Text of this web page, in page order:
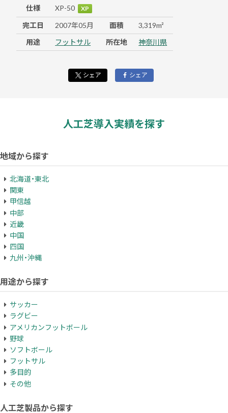
仕様 XP-50 XP
完工日 2007年05月 面積
3,319m²
用途
フットサル 所在地 神奈川県
シェア シェア
人工芝導入実績を探す
地域から探す
北海道・東北
関東
甲信越
中部
近畿
中国
四国
九州・沖縄
用途から探す
サッカー
ラグビー
アメリカンフットボール
野球
ソフトボール
フットサル
多目的
その他
人工芝製品から探す